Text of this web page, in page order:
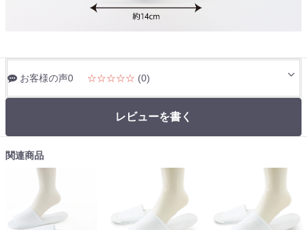
お客様の声0 ☆☆☆☆☆ (0)
レビューを書く
関連商品